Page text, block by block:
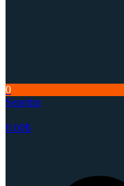
0
Sepetim
0.00₺